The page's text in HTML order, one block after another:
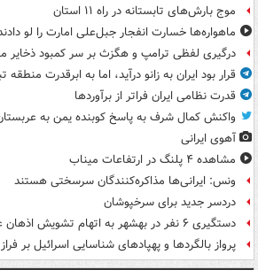
موج بارش‌های تابستانه در راه ۱۱ استان
ماهواره‌ها خسارت انفجار جبل‌علی امارت را لو
درگیری لفظی ترامپ و هگزث بر سر کمبود ذخایر
قرار بود ایران به زانو درآید، اما به ابرقدرت
قدرت نظامی ایران فراتر از برآوردها
واکنش کمال شرف به پاسخ کوبنده یمن به
آهوی ایرانی
مشاهده ۴ پلنگ در ارتفاعات میناب
ونس: ایرانی‌ها مذاکره‌کنندگان سرسختی هستند
دردسر جدید برای سرخپوشان
دستگیری ۶ نفر در بهشهر به اتهام تشویش اذهان عمومی
پرواز بالگردها و پهپادهای شناسایی اسرائیل بر